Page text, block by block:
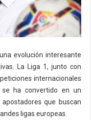
evolución interesante
La Liga 1, junto con
internacionales
se ha convertido en un
que buscan
ligas europeas.